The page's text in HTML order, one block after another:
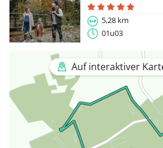
5,28 km
01u03
Auf interaktiver